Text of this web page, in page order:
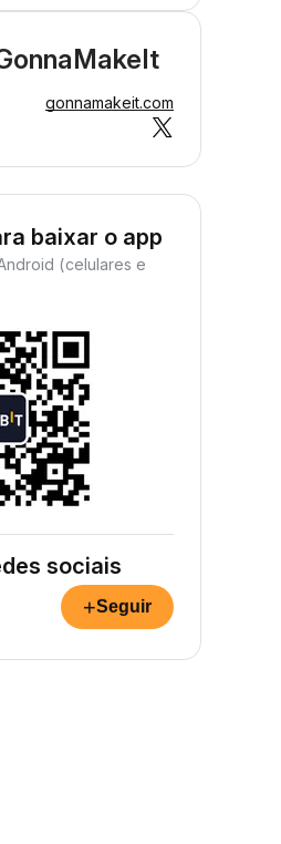
gonnamakeit.com
baixar o app
(celulares e
sociais
+Seguir